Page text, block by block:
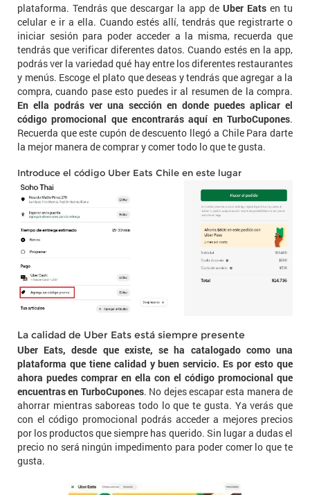
plataforma. Tendrás que descargar la app de Uber Eats en tu
celular e ir a ella. Cuando estés allí, tendrás que registrarte o
iniciar sesión para poder acceder a la misma, recuerda que
tendrás que verificar diferentes datos. Cuando estés en la app,
podrás ver la variedad qué hay entre los diferentes restaurantes
y menús. Escoge el plato que deseas y tendrás que agregar a la
compra, cuando pase esto puedes ir al resumen de la compra.
En ella podrás ver una sección en donde puedes aplicar el
código promocional que encontrarás aquí en TurboCupones.
Recuerda que este cupón de descuento llegó a Chile Para darte
la mejor manera de comprar y comer todo lo que te gusta.
Introduce el código Uber Eats Chile en este lugar
La calidad de Uber Eats está siempre presente
Uber Eats, desde que existe, se ha catalogado como una
plataforma que tiene calidad y buen servicio. Es por esto que
ahora puedes comprar en ella con el código promocional que
encuentras en TurboCupones. No dejes escapar esta manera de
ahorrar mientras saboreas todo lo que te gusta. Ya verás que
con el código promocional podrás acceder a mejores precios
por los productos que siempre has querido. Sin lugar a dudas el
precio no será ningún impedimento para poder comer lo que te
gusta.